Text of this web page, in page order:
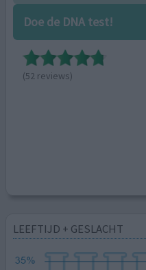
Doe de DNA test!
(52 reviews)
LEEFTIJD + GESLACHT